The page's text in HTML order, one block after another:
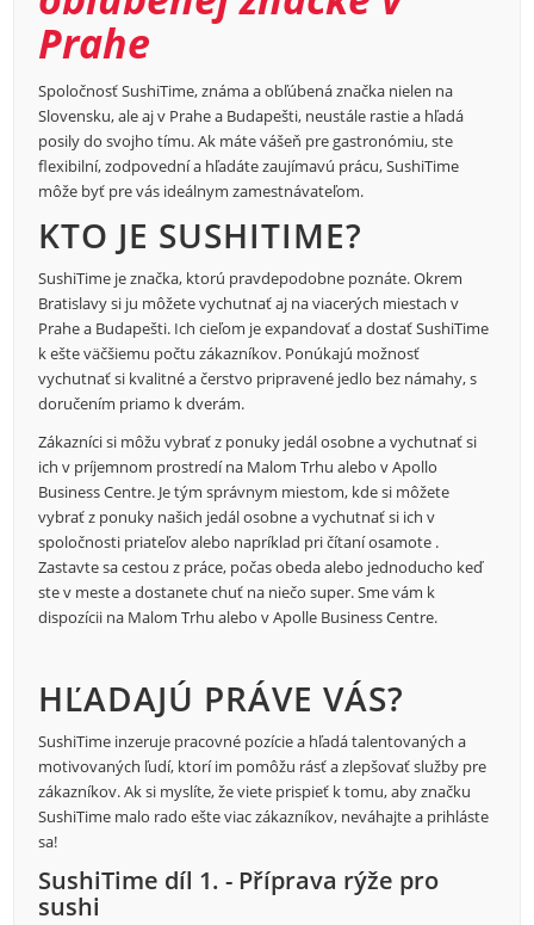
Prahe
Spoločnosť SushiTime, známa a obľúbená značka nielen na
Slovensku, ale aj v Prahe a Budapešti, neustále rastie a hľadá
posily do svojho tímu. Ak máte vášeň pre gastronómiu, ste
flexibilní, zodpovední a hľadáte zaujímavú prácu, SushiTime
môže byť pre vás ideálnym zamestnávateľom.
KTO JE SUSHITIME?
SushiTime je značka, ktorú pravdepodobne poznáte. Okrem
Bratislavy si ju môžete vychutnať aj na viacerých miestach v
Prahe a Budapešti. Ich cieľom je expandovať a dostať SushiTime
k ešte väčšiemu počtu zákazníkov. Ponúkajú možnosť
vychutnať si kvalitné a čerstvo pripravené jedlo bez námahy, s
doručením priamo k dverám.
Zákazníci si môžu vybrať z ponuky jedál osobne a vychutnať si
ich v príjemnom prostredí na Malom Trhu alebo v Apollo
Business Centre. Je tým správnym miestom, kde si môžete
vybrať z ponuky našich jedál osobne a vychutnať si ich v
spoločnosti priateľov alebo napríklad pri čítaní osamote .
Zastavte sa cestou z práce, počas obeda alebo jednoducho keď
ste v meste a dostanete chuť na niečo super. Sme vám k
dispozícii na Malom Trhu alebo v Apolle Business Centre.
HĽADAJÚ PRÁVE VÁS?
SushiTime inzeruje pracovné pozície a hľadá talentovaných a
motivovaných ľudí, ktorí im pomôžu rásť a zlepšovať služby pre
zákazníkov. Ak si myslíte, že viete prispieť k tomu, aby značku
SushiTime malo rado ešte viac zákazníkov, neváhajte a prihláste
sa!
SushiTime díl 1. - Příprava rýže pro
sushi